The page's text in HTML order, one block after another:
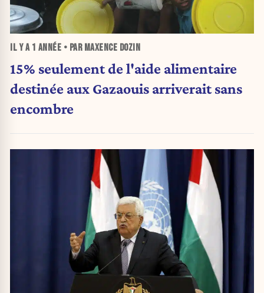
IL Y A 1 ANNÉE • PAR MAXENCE DOZIN
15% seulement de l'aide alimentaire
destinée aux Gazaouis arriverait sans
encombre